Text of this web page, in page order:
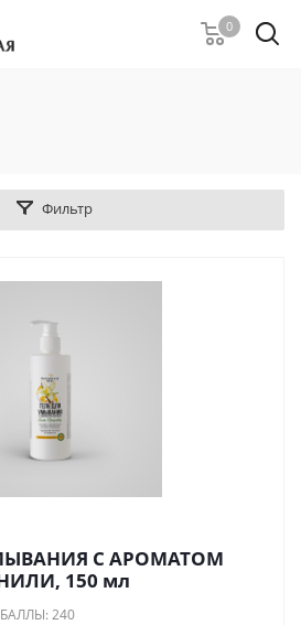
0
Фильтр
С АРОМАТОМ
150 мл
БАЛЛЫ: 240